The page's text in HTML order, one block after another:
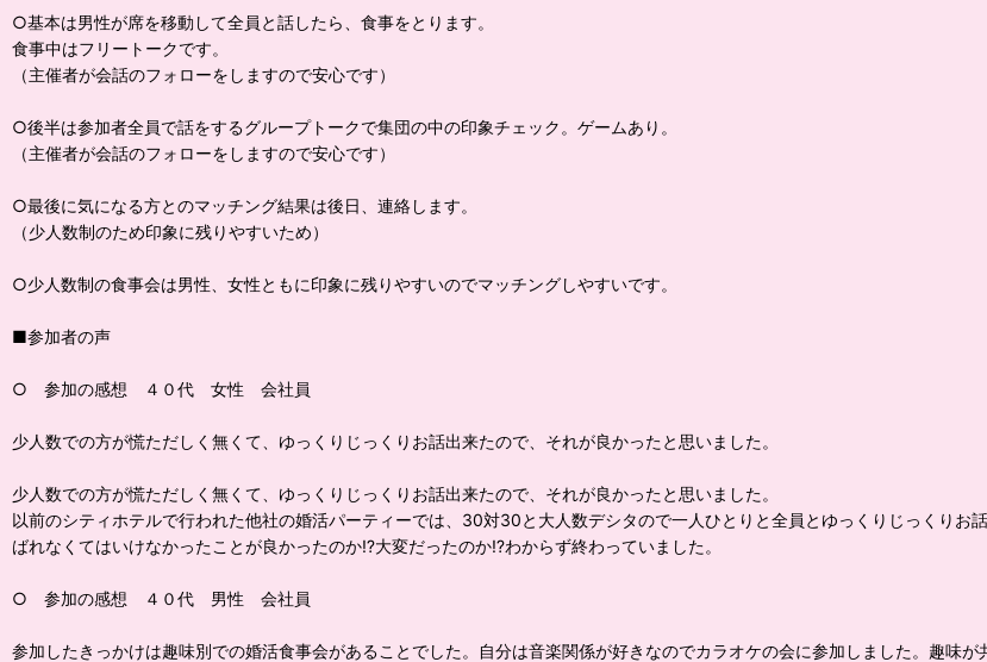
○基本は男性が席を移動して全員と話したら、食事をとります。
食事中はフリートークです。
（主催者が会話のフォローをしますので安心です）
○後半は参加者全員で話をするグループトークで集団の中の印象チェック。ゲームあり。
（主催者が会話のフォローをしますので安心です）
○最後に気になる方とのマッチング結果は後日、連絡します。
（少人数制のため印象に残りやすいため）
○少人数制の食事会は男性、女性ともに印象に残りやすいのでマッチングしやすいです。
■参加者の声
○ 参加の感想 ４０代 女性 会社員
少人数での方が慌ただしく無くて、ゆっくりじっくりお話出来たので、それが良かったと思いました。
少人数での方が慌ただしく無くて、ゆっくりじっくりお話出来たので、それが良かったと思いました。
以前のシティホテルで行われた他社の婚活パーティーでは、30対30と大人数デシタので一人ひとりと全員とゆっくりじっくり
ばれなくてはいけなかったことが良かったのか⁉️大変だったのか⁉️わからず終わっていました。
○ 参加の感想 ４０代 男性 会社員
参加したきっかけは趣味別での婚活食事会があることでした。自分は音楽関係が好きなのでカラオケの会に参加しました。趣味